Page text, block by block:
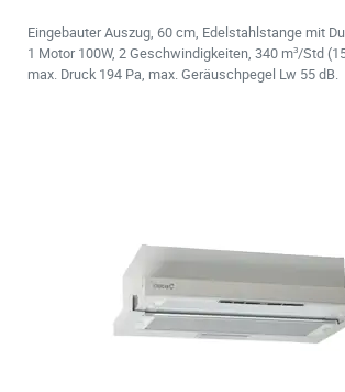
Eingebauter Auszug, 60 cm, Edelstahlstange mit
1 Motor 100W, 2 Geschwindigkeiten, 340 m³/Std
max. Druck 194 Pa, max. Geräuschpegel Lw 55 dB.